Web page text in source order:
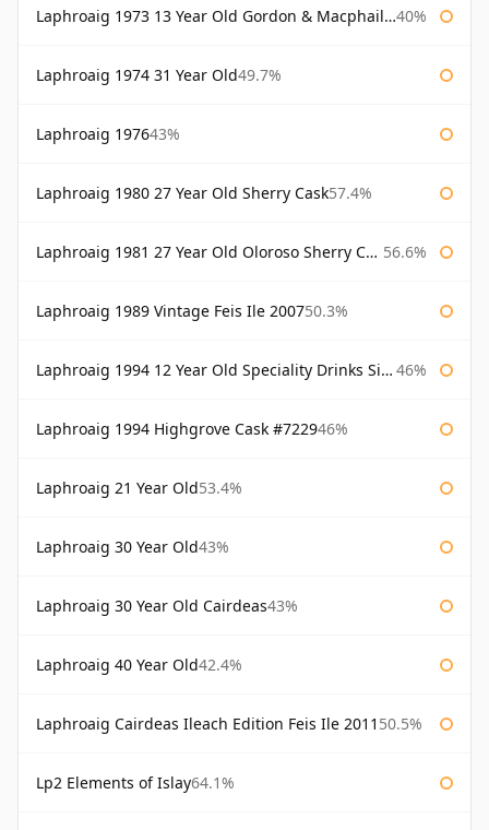
Laphroaig 1973 13 Year Old Gordon & Macphail Connoisseurs Choice 40%
Laphroaig 1974 31 Year Old49.7%
Laphroaig 197643%
Laphroaig 1980 27 Year Old Sherry Cask57.4%
Laphroaig 1981 27 Year Old Oloroso Sherry Cask 56.6%
Laphroaig 1989 Vintage Feis Ile 200750.3%
Laphroaig 1994 12 Year Old Speciality Drinks Single Malts of Scotland 46%
Laphroaig 1994 Highgrove Cask #722946%
Laphroaig 21 Year Old53.4%
Laphroaig 30 Year Old43%
Laphroaig 30 Year Old Cairdeas43%
Laphroaig 40 Year Old42.4%
Laphroaig Cairdeas Ileach Edition Feis Ile 2011 50.5%
Lp2 Elements of Islay64.1%